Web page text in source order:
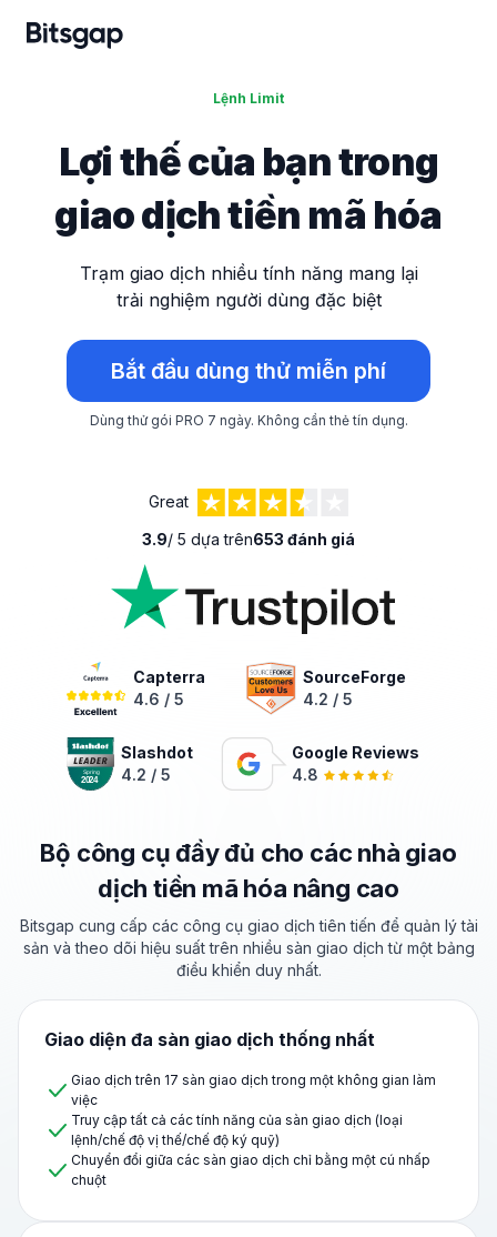
Lệnh Limit
Lợi thế của bạn trong
giao dịch tiền mã hóa
Trạm giao dịch nhiều tính năng mang lại
trải nghiệm người dùng đặc biệt
Bắt đầu dùng thử miễn phí
Dùng thử gói PRO 7 ngày. Không cần thẻ tín dụng.
Great
3.9/ 5 dựa trên653 đánh giá
Capterra
4.6 / 5
SourceForge
4.2 / 5
Slashdot
4.2 / 5
Google Reviews
4.8
Bộ công cụ đầy đủ cho các nhà giao
dịch tiền mã hóa nâng cao
Bitsgap cung cấp các công cụ giao dịch tiên tiến để quản lý tài
sản và theo dõi hiệu suấttrên nhiều sàn giao dịch từ một bảng
điều khiển duy nhất.
Giao diện đa sàn giao dịch thống nhất
Giao dịch trên 17 sàn giao dịch trong một không gian làm
việc
Truy cập tất cả các tính năng của sàn giao dịch (loại
lệnh/chế độ vị thế/chế độ ký quỹ)
Chuyển đổi giữa các sàn giao dịch chỉ bằng một cú nhấp
chuột